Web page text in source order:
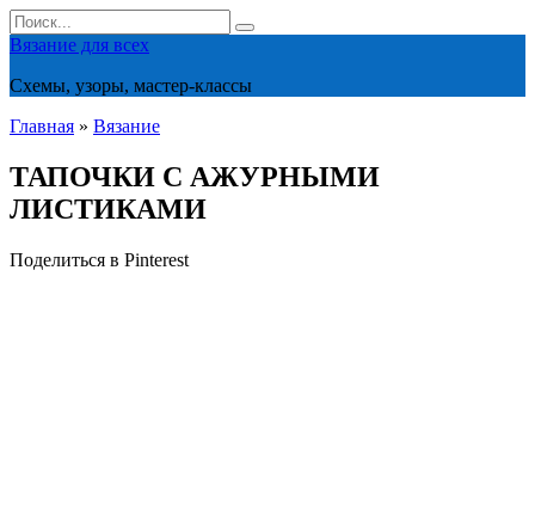
Перейти
к
контенту
Search
for:
Вязание для всех
Схемы, узоры, мастер-классы
Главная » Вязание
ТАПОЧКИ С АЖУРНЫМИ
ЛИСТИКАМИ
Поделиться в Pinterest